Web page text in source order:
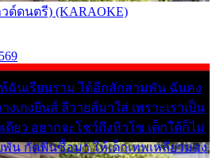
ด์ดนตรี) (KARAOKE)
ฉันเรียนราม ได้อีกสักสามพัน ฉันคง
งเกงยีนส์ ลีวายส์มาใส่ เพราะเราเป็น
ดียว อยากจะโชว์ถึงหิวโซ เด็กใต้ก็ไม่
น กัดฟันซื้อมา ให้เด็กเทพเหลียวมอง